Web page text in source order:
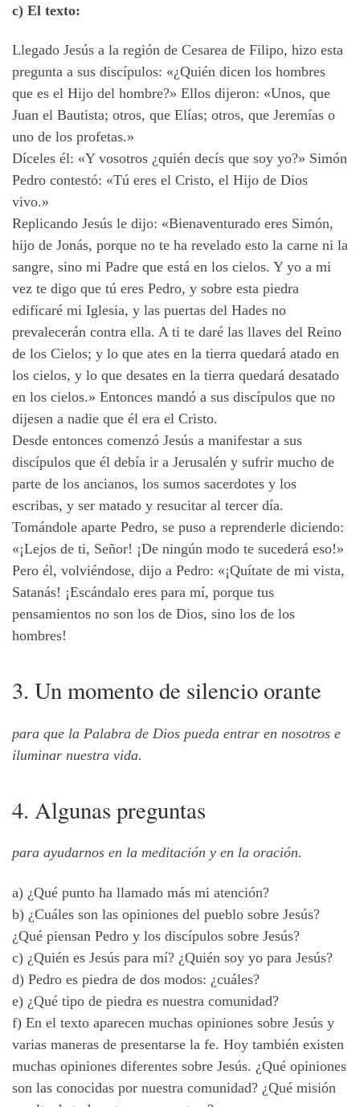
c) El texto:
Llegado Jesús a la región de Cesarea de Filipo, hizo esta
pregunta a sus discípulos: «¿Quién dicen los hombres
que es el Hijo del hombre?» Ellos dijeron: «Unos, que
Juan el Bautista; otros, que Elías; otros, que Jeremías o
uno de los profetas.»
Díceles él: «Y vosotros ¿quién decís que soy yo?» Simón
Pedro contestó: «Tú eres el Cristo, el Hijo de Dios
vivo.»
Replicando Jesús le dijo: «Bienaventurado eres Simón,
hijo de Jonás, porque no te ha revelado esto la carne ni la
sangre, sino mi Padre que está en los cielos. Y yo a mi
vez te digo que tú eres Pedro, y sobre esta piedra
edificaré mi Iglesia, y las puertas del Hades no
prevalecerán contra ella. A ti te daré las llaves del Reino
de los Cielos; y lo que ates en la tierra quedará atado en
los cielos, y lo que desates en la tierra quedará desatado
en los cielos.» Entonces mandó a sus discípulos que no
dijesen a nadie que él era el Cristo.
Desde entonces comenzó Jesús a manifestar a sus
discípulos que él debía ir a Jerusalén y sufrir mucho de
parte de los ancianos, los sumos sacerdotes y los
escribas, y ser matado y resucitar al tercer día.
Tomándole aparte Pedro, se puso a reprenderle diciendo:
«¡Lejos de ti, Señor! ¡De ningún modo te sucederá eso!»
Pero él, volviéndose, dijo a Pedro: «¡Quítate de mi vista,
Satanás! ¡Escándalo eres para mí, porque tus
pensamientos no son los de Dios, sino los de los
hombres!
3. Un momento de silencio orante
para que la Palabra de Dios pueda entrar en nosotros e
iluminar nuestra vida.
4. Algunas preguntas
para ayudarnos en la meditación y en la oración.
a) ¿Qué punto ha llamado más mi atención?
b) ¿Cuáles son las opiniones del pueblo sobre Jesús?
¿Qué piensan Pedro y los discípulos sobre Jesús?
c) ¿Quién es Jesús para mí? ¿Quién soy yo para Jesús?
d) Pedro es piedra de dos modos: ¿cuáles?
e) ¿Qué tipo de piedra es nuestra comunidad?
f) En el texto aparecen muchas opiniones sobre Jesús y
varias maneras de presentarse la fe. Hoy también existen
muchas opiniones diferentes sobre Jesús. ¿Qué opiniones
son las conocidas por nuestra comunidad? ¿Qué misión